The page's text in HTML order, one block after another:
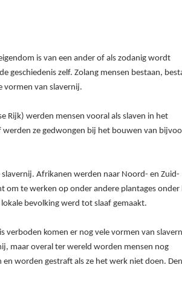
is van een ander of als zodanig wordt
geschiedenis zelf. Zolang mensen bestaan,
vormen van slavernij.
Rijk) werden mensen vooral als slaven in het
ze gedwongen bij het bouwen van
Afrikanen werden naar Noord- en Zuid-
om te werken op onder andere plantages onder
bevolking werd tot slaaf gemaakt.
verboden komen er nog vele vormen van
maar overal ter wereld worden mensen nog
worden gestraft als ze het werk niet doen.